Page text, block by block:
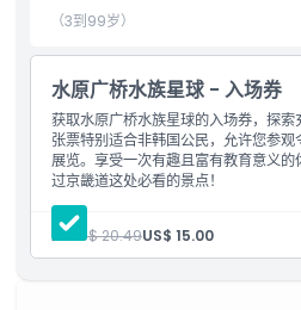
如果您是海洋生物爱好者，水族馆是
在您眼前栩栩如生。从迷人的海洋生
家带来难忘且富有教育意义的访问。
现新的海洋物种，还是单纯享受宁静
下持久的回忆。
亮点
（3到99岁）
水原广桥水族星球 - 入场券
获取水原广桥水族星球的入场券，探
张票特别适合非韩国公民，允许您参
展览。享受一次有趣且富有教育意义
过京畿道这处必看的景点！
人:US$ 20.49US$ 15.00